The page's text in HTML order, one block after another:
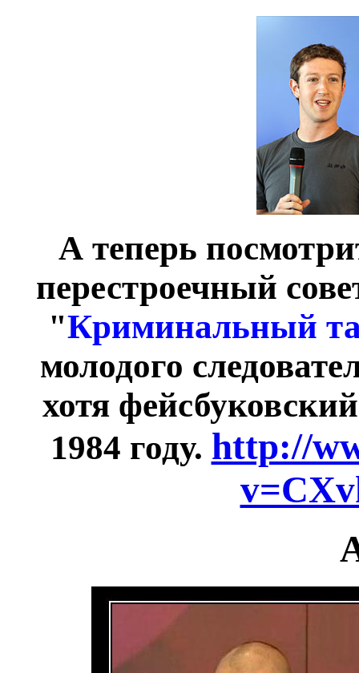
А теперь
перестроечный
"Криминальный
молодого
хотя
1984 году. http://